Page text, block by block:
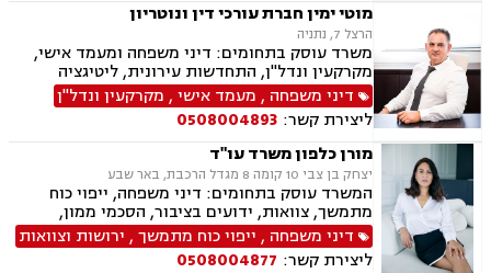
מוטי ימין חברת עורכי דין ונוטריון
הרצל 7, נתניה
משרד עוסק בתחומים: דיני משפחה ומעמד אישי,
מקרקעין ונדל"ן, התחדשות עירונית, ליטיגציה
אזרחית-מסחרית, סכסוכים חוזיים, סכסוכים כספיים,
דיני חברות, ירושות וצוואות, ייפוי כוח מתמשך,
גישור.
דיני משפחה , מעמד אישי, מקרקעין ונדל"ן
ליצירת קשר: 0508004893
מורן כלפון משרד עו"ד
יצחק בן צבי 10 קומה 8 מגדל הרכבת, באר שבע
המשרד עוסק בתחומים: דיני משפחה, ייפוי כוח
מתמשך, צוואות, ידועים בציבור, הסכמי ממון,
אבהות, מזונות, משמורת, גירושין, נישואים אזרחיים,
ניכור הורי
דיני משפחה , ייפוי כוח מתמשך, ירושות וצוואות
ליצירת קשר: 0508004877